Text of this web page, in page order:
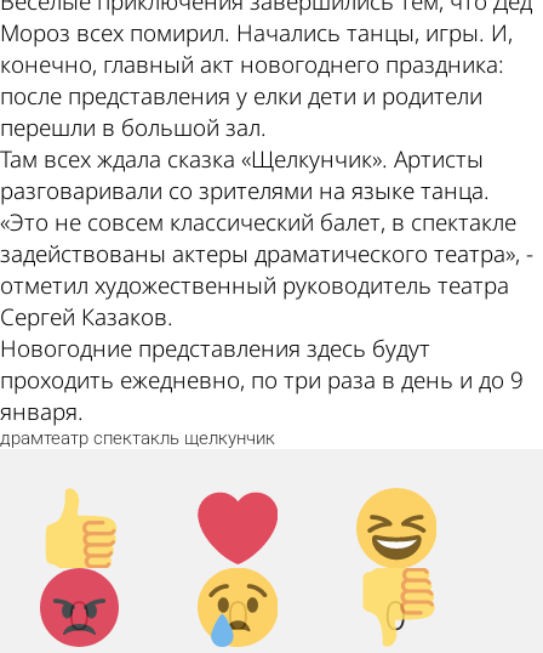
Мороз всех помирил. Начались танцы, игры. И,
конечно, главный акт новогоднего праздника:
после представления у елки дети и родители
перешли в большой зал.
Там всех ждала сказка «Щелкунчик». Артисты
разговаривали со зрителями на языке танца.
«Это не совсем классический балет, в спектакле
задействованы актеры драматического театра», -
отметил художественный руководитель театра
Сергей Казаков.
Новогодние представления здесь будут
проходить ежедневно, по три раза в день и до 9
января.
драмтеатр спектакль щелкунчик
Палец
вверх!
0
Лайк!
0
Дикий
смех!
0
Агрессия!
Грусть
:(
Палец
вниз!